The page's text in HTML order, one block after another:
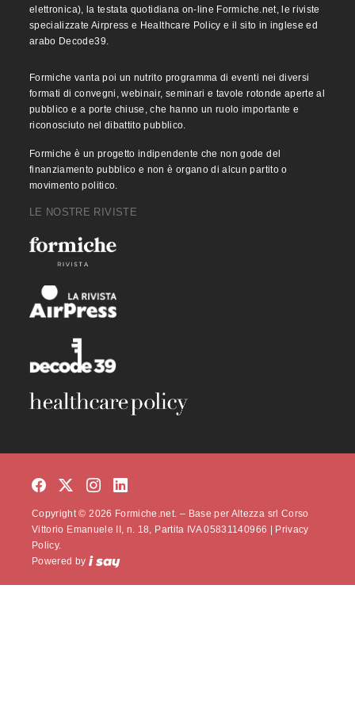
elettronica), la testata quotidiana on-line Formiche.net, le riviste
specializzate Airpress e Healthcare Policy e il sito in inglese ed
arabo Decode39.
Formiche vanta poi un nutrito programma di eventi nei diversi
formati di convegni, webinair, seminari e tavole rotonde aperte al
pubblico e a porte chiuse, che hanno un ruolo importante e
riconosciuto nel dibattito pubblico.
Formiche è un progetto indipendente che non gode del
finanziamento pubblico e non è organo di alcun partito o
movimento politico.
LE NOSTRE RIVISTE
Copyright © 2026 Formiche.net. – Base per Altezza srl Corso
Vittorio Emanuele II, n. 18, Partita IVA 05831140966 | Privacy
Policy.
Powered by